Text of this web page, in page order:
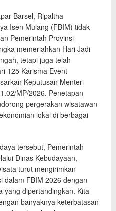
Barsel, Ripaltha
Isen Mulang (FBIM) tidak
Pemerintah Provinsi
memeriahkan Hari Jadi
tetapi juga telah
125 Karisma Event
Keputusan Menteri
MP/2026. Penetapan
pergerakan wisatawan
lokal di berbagai
tersebut, Pemerintah
Dinas Kebudayaan,
turut mengirimkan
dalam FBIM 2026 dengan
yang dipertandingkan. Kita
banyaknya keterbatasan